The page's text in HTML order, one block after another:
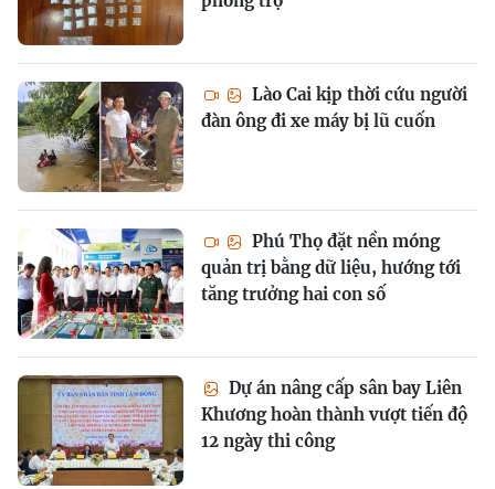
Lào Cai kịp thời cứu người
đàn ông đi xe máy bị lũ cuốn
Phú Thọ đặt nền móng
quản trị bằng dữ liệu, hướng tới
tăng trưởng hai con số
Dự án nâng cấp sân bay Liên
Khương hoàn thành vượt tiến độ
12 ngày thi công